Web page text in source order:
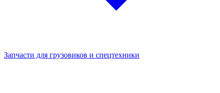
Запчасти для грузовиков и спецтехники